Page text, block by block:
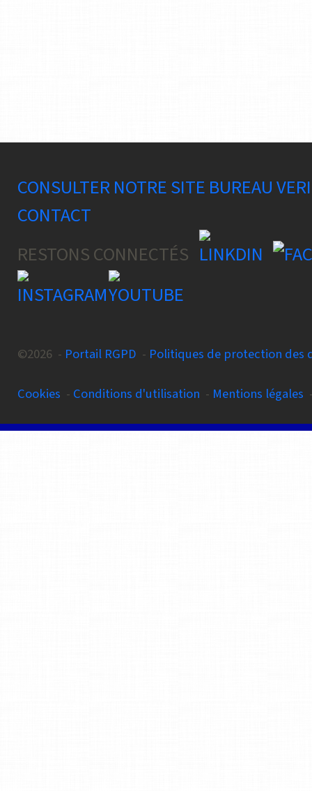
CONSULTER NOTRE SITE BUREAU
CONTACT
RESTONS CONNECTÉS
©2026 - Portail RGPD - Politiques de protection des
Cookies - Conditions d'utilisation - Mentions légales